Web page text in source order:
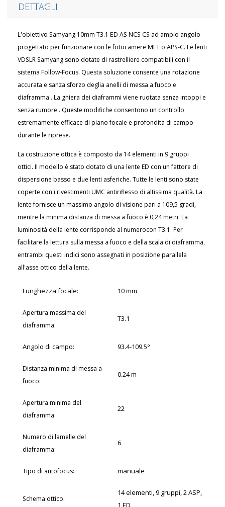
DETTAGLI
L'obiettivo Samyang 10mm T3.1 ED AS NCS CS ad ampio angolo
progettato per funzionare con le fotocamere MFT o APS-C. Le lenti
VDSLR Samyang sono dotate di rastrelliere compatibili con il
sistema Follow-Focus. Questa soluzione consente una rotazione
accurata e sanza sforzo deglia anelli di messa a fuoco e
diaframma . La ghiera dei diaframmi viene ruotata senza intoppi e
senza rumore . Queste modifiche consentono un controllo
estremamente efficace di piano focale e profondità di campo
durante le riprese.
La costruzione ottica è composto da 14 elementi in 9 gruppi
ottici. Il modello è stato dotato di una lente ED con un fattore di
dispersione basso e due lenti asferiche. Tutte le lenti sono state
coperte con i rivestimenti UMC antiriflesso di altissima qualità. La
lente fornisce un massimo angolo di visione pari a 109,5 gradi,
mentre la minima distanza di messa a fuoco è 0,24 metri. La
luminosità della lente corrisponde al numerocon T3.1. Per
facilitare la lettura sulla messa a fuoco e della scala di diaframma,
entrambi questi indici sono assegnati in posizione parallela
all'asse ottico della lente.
Lunghezza focale: 10 mm
Apertura massima del
diaframma:
T3.1
Angolo di campo: 93.4-109.5°
Distanza minima di messa a
fuoco:
0.24 m
Apertura minima del
diaframma:
22
Numero di lamelle del
diaframma:
6
Tipo di autofocus: manuale
Schema ottico:
14 elementi, 9 gruppi, 2 ASP,
1 ED